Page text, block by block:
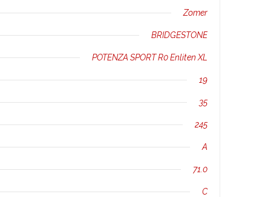
Zomer
BRIDGESTONE
POTENZA SPORT R0 Enliten XL
19
35
245
A
71.0
C